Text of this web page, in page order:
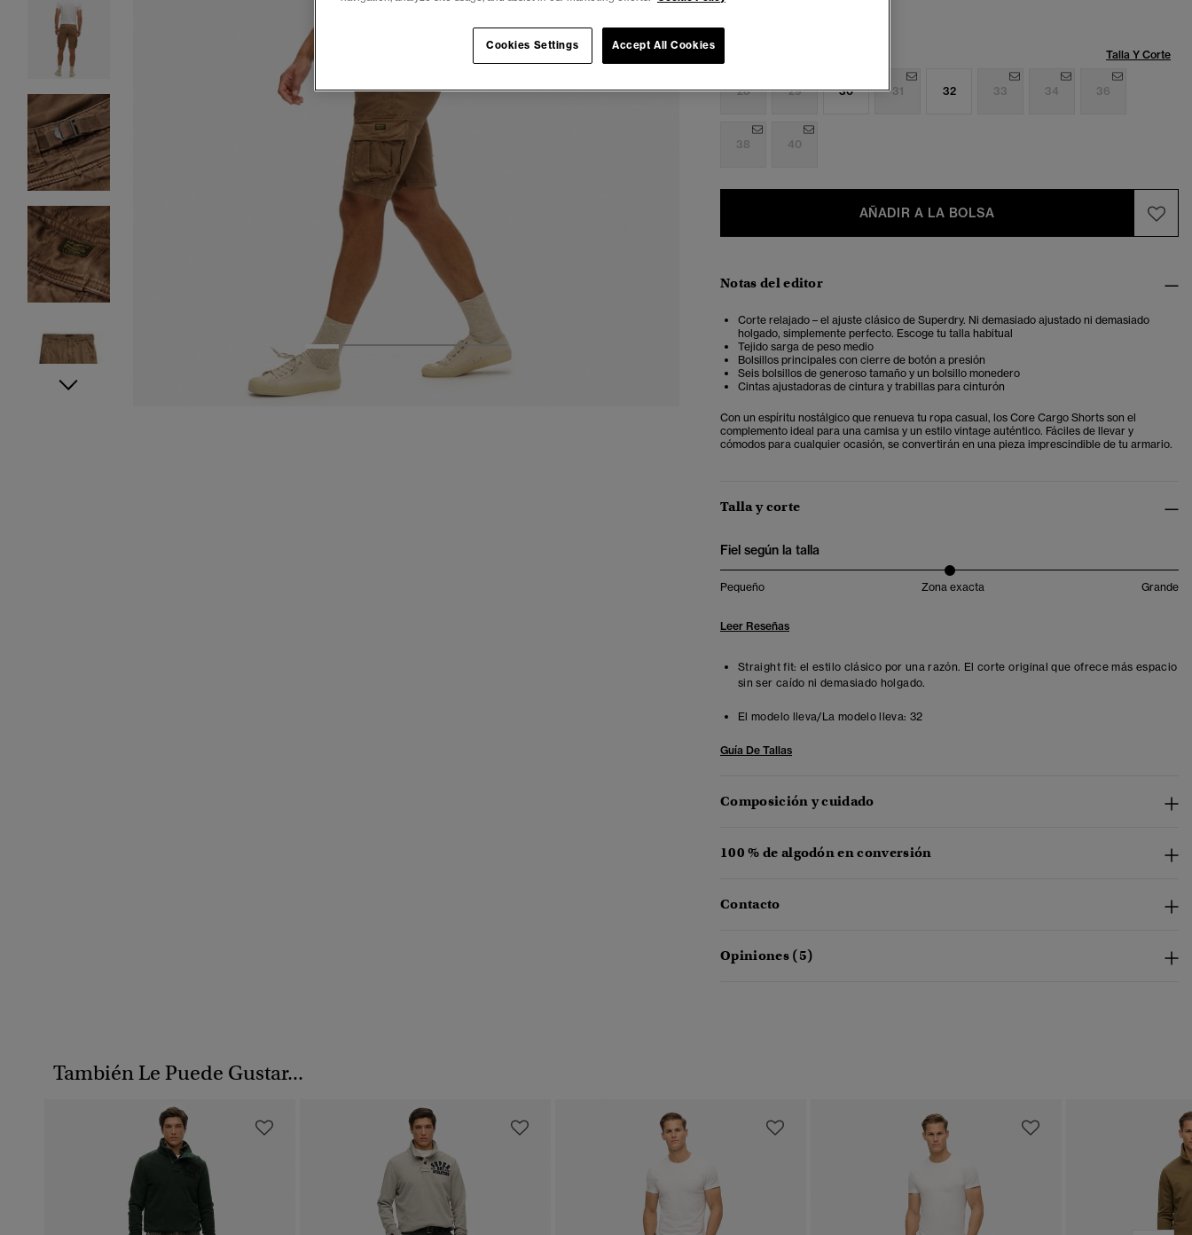
5
Talla Y Corte
28 29 30 31 32 33 34 36
38 40
AÑADIR A LA BOLSA
Notas del editor
Corte relajado – el ajuste clásico de Superdry. Ni demasiado ajustado ni demasiado
holgado, simplemente perfecto. Escoge tu talla habitual
Tejido sarga de peso medio
Bolsillos principales con cierre de botón a presión
Seis bolsillos de generoso tamaño y un bolsillo monedero
Cintas ajustadoras de cintura y trabillas para cinturón
Con un espíritu nostálgico que renueva tu ropa casual, los Core Cargo Shorts son el
complemento ideal para una camisa y un estilo vintage auténtico. Fáciles de llevar y
cómodos para cualquier ocasión, se convertirán en una pieza imprescindible de tu armario.
Talla y corte
Fiel según la talla
Pequeño Zona exacta Grande
Leer Reseñas
Straight fit: el estilo clásico por una razón. El corte original que ofrece más espacio
sin ser caído ni demasiado holgado.
El modelo lleva/La modelo lleva: 32
Guía De Tallas
Composición y cuidado
100 % de algodón en conversión
Contacto
Opiniones (5)
También Le Puede Gustar...
Accept All Cookies
Cookies Settings